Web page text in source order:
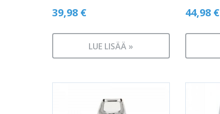
39,98 €
LUE LISÄÄ »
44,98 €